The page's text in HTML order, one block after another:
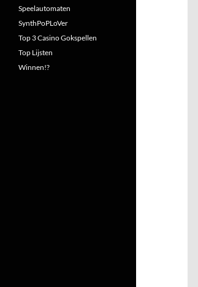
Speelautomaten
SynthPoPLoVer
Top 3 Casino Gokspellen
Top Lijsten
Winnen!?